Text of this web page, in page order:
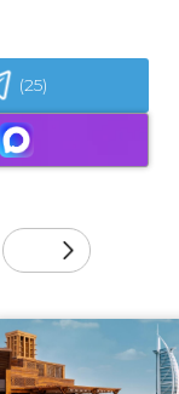
(25)